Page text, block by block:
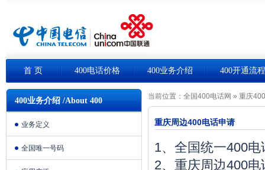
首 页 400电话价格 400业务介绍 400开通流程
400业务介绍 /About 400
业务定义
全国唯一号码
当前位置： 全国400电话网 » 重庆
重庆周边400电话申请
1、全国统一400
2、重庆周边400